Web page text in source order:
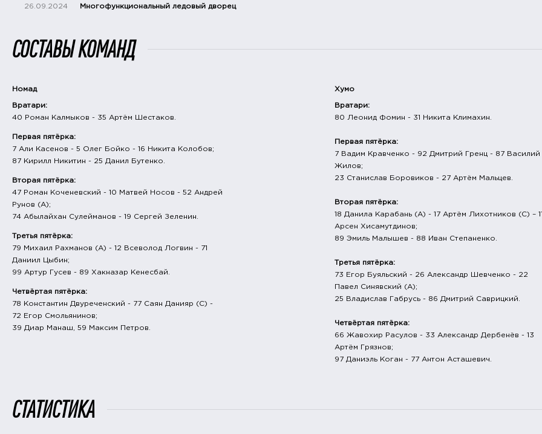
26.09.2024 Многофункциональный ледовый дворец
СОСТАВЫ КОМАНД
Номад
Вратари:
40 Роман Калмыков - 35 Артём Шестаков.
Первая пятёрка:
7 Али Касенов - 5 Олег Бойко - 16 Никита Колобов;
87 Кирилл Никитин - 25 Данил Бутенко.
Вторая пятёрка:
47 Роман Коченевский - 10 Матвей Носов - 52 Андрей
Рунов (А);
74 Абылайхан Сулейманов - 19 Сергей Зеленин.
Третья пятёрка:
79 Михаил Рахманов (А) - 12 Всеволод Логвин - 71
Даниил Цыбин;
99 Артур Гусев - 89 Хакназар Кенесбай.
Четвёртая пятёрка:
78 Константин Двуреченский - 77 Саян Данияр (С) -
72 Егор Смольянинов;
39 Диар Манаш, 59 Максим Петров.
Хумо
Вратари:
80 Леонид Фомин - 31 Никита Климахин.
Первая пятёрка:
7 Вадим Кравченко - 92 Дмитрий Гренц - 87 Василий
Жилов;
23 Станислав Боровиков - 27 Артём Мальцев.
Вторая пятёрка:
18 Данила Карабань (А) - 17 Артём Лихотников (С) –
Арсен Хисамутдинов;
89 Эмиль Малышев - 88 Иван Степаненко.
Третья пятёрка:
73 Егор Буяльский - 26 Александр Шевченко - 22
Павел Синявский (А);
25 Владислав Габрусь - 86 Дмитрий Саврицкий.
Четвёртая пятёрка:
66 Жавохир Расулов - 33 Александр Дербенёв - 13
Артём Грязнов;
97 Даниэль Коган - 77 Антон Асташевич.
СТАТИСТИКА